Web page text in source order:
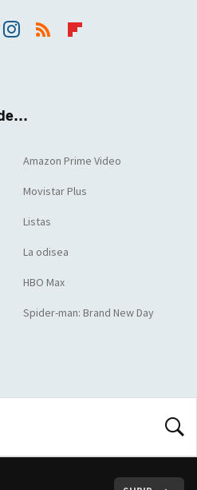
Amazon Prime Video
Movistar Plus
Listas
La odisea
HBO Max
Spider-man: Brand New Day